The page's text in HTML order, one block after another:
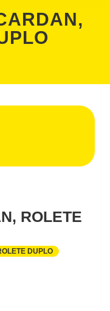
ROLETE
DUPLO